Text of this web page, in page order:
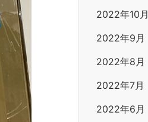
2022年10月
2022年9月
2022年8月
2022年7月
2022年6月